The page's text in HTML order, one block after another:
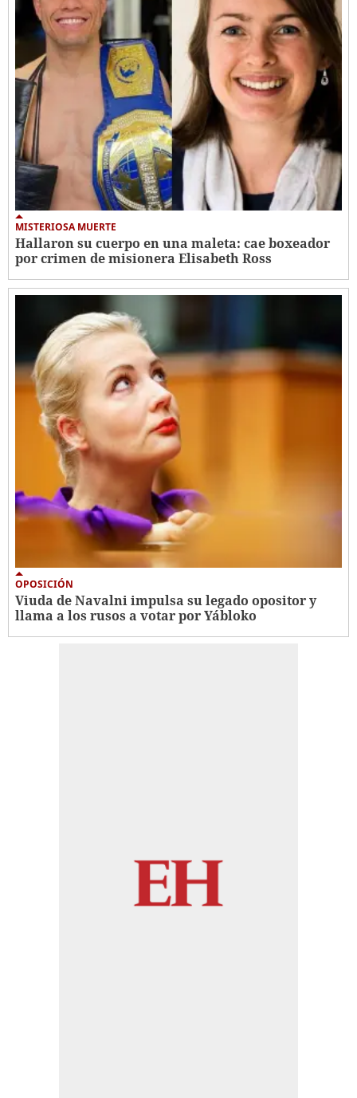
MISTERIOSA MUERTE
Hallaron su cuerpo en una maleta: cae boxeador
por crimen de misionera Elisabeth Ross
OPOSICIÓN
Viuda de Navalni impulsa su legado opositor y
llama a los rusos a votar por Yábloko